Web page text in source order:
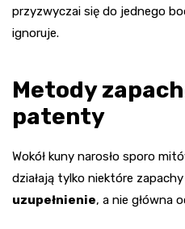
przyzwyczai się do jednego
ignoruje.
Metody
patenty
Wokół kuny narosło sporo
działają tylko niektóre
uzupełnienie, a nie główna